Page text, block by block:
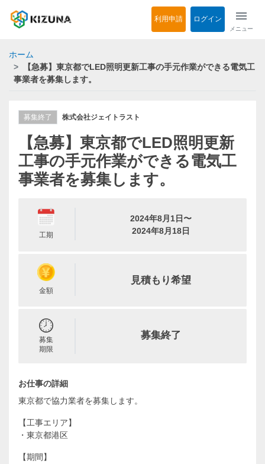
利用申請 ログイン menu
メニュー
ホーム
【急募】東京都でLED照明更新工事の手元作業ができる電気工
事業者を募集します。
募集終了 株式会社ジェイトラスト
【急募】東京都でLED照明更新
工事の手元作業ができる電気工
事業者を募集します。
工期
2024年8月1日〜
2024年8月18日
金額
見積もり希望
募集
期限
募集終了
お仕事の詳細
東京都で協力業者を募集します。
【工事エリア】
・東京都港区
【期間】